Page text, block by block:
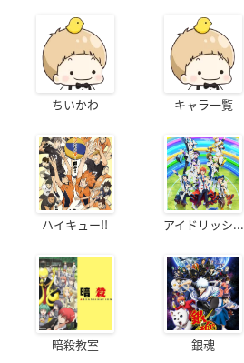
ちいかわ キャラ一覧
ハイキュー!! アイドリッシ...
暗殺教室 銀魂